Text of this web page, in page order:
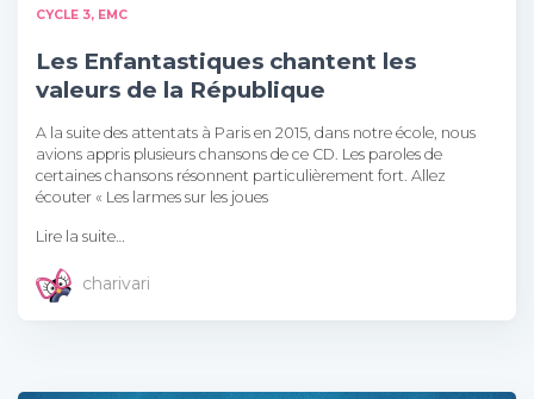
CYCLE 3 EMC
Les Enfantastiques chantent les
valeurs de la République
A la suite des attentats à Paris en 2015, dans notre école, nous
avions appris plusieurs chansons de ce CD. Les paroles de
certaines chansons résonnent particulièrement fort. Allez
écouter « Les larmes sur les joues
Lire la suite…
charivari